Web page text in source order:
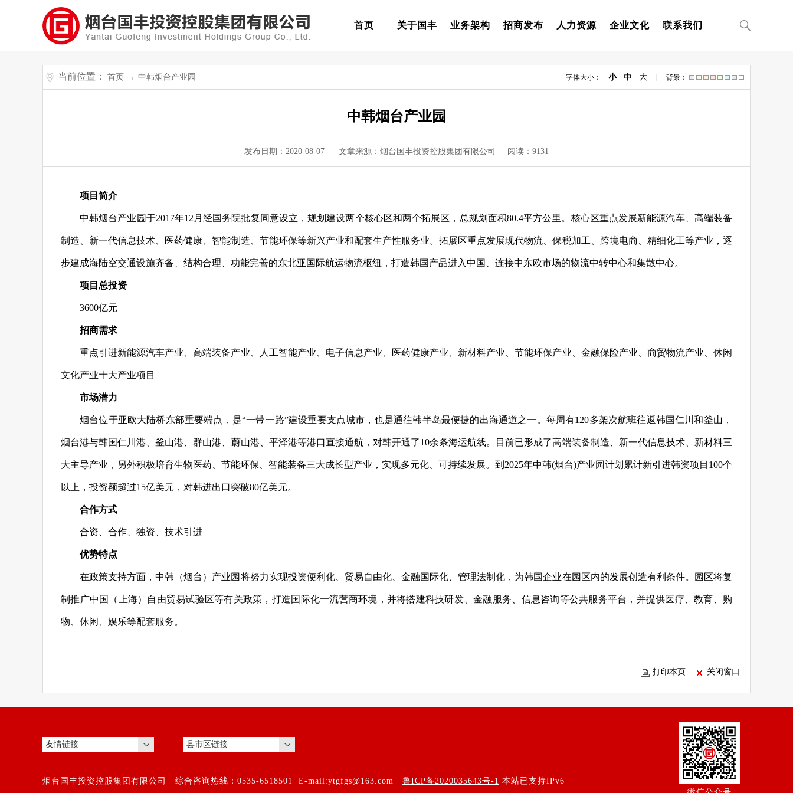
首页 关于国丰 业务架构 招商发布 人力资源 企业文化 联系我们
当前位置： 首页 → 中韩烟台产业园 字体大小： 小 中 大 | 背景：
中韩烟台产业园
发布日期：2020-08-07 文章来源：烟台国丰投资控股集团有限公司 阅读： 9131
项目简介
中韩烟台产业园于2017年12月经国务院批复同意设立，规划建设两个核心区和两个拓展区，总规划面积80.4平方公里。核心区重点发展新能源汽车、高端装备
制造、新一代信息技术、医药健康、智能制造、节能环保等新兴产业和配套生产性服务业。拓展区重点发展现代物流、保税加工、跨境电商、精细化工等产业，逐
步建成海陆空交通设施齐备、结构合理、功能完善的东北亚国际航运物流枢纽，打造韩国产品进入中国、连接中东欧市场的物流中转中心和集散中心。
项目总投资
3600亿元
招商需求
重点引进新能源汽车产业、高端装备产业、人工智能产业、电子信息产业、医药健康产业、新材料产业、节能环保产业、金融保险产业、商贸物流产业、休闲
文化产业十大产业项目
市场潜力
烟台位于亚欧大陆桥东部重要端点，是“一带一路”建设重要支点城市，也是通往韩半岛最便捷的出海通道之一。每周有120多架次航班往返韩国仁川和釜山，
烟台港与韩国仁川港、釜山港、群山港、蔚山港、平泽港等港口直接通航，对韩开通了10余条海运航线。目前已形成了高端装备制造、新一代信息技术、新材料三
大主导产业，另外积极培育生物医药、节能环保、智能装备三大成长型产业，实现多元化、可持续发展。到2025年中韩(烟台)产业园计划累计新引进韩资项目100个
以上，投资额超过15亿美元，对韩进出口突破80亿美元。
合作方式
合资、合作、独资、技术引进
优势特点
在政策支持方面，中韩（烟台）产业园将努力实现投资便利化、贸易自由化、金融国际化、管理法制化，为韩国企业在园区内的发展创造有利条件。园区将复
制推广中国（上海）自由贸易试验区等有关政策，打造国际化一流营商环境，并将搭建科技研发、金融服务、信息咨询等公共服务平台，并提供医疗、教育、购
物、休闲、娱乐等配套服务。
打印本页 关闭窗口
烟台国丰投资控股集团有限公司 综合咨询热线：0535-6518501 E-mail:ytgfgs@163.com 鲁ICP备2020035643号-1 本站已支持IPv6